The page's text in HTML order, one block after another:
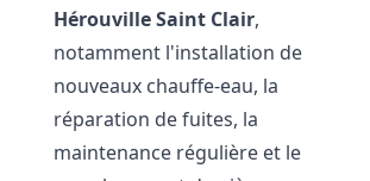
Hérouville Saint Clair,
notamment l'installation de
nouveaux chauffe-eau, la
réparation de fuites, la
maintenance régulière et le